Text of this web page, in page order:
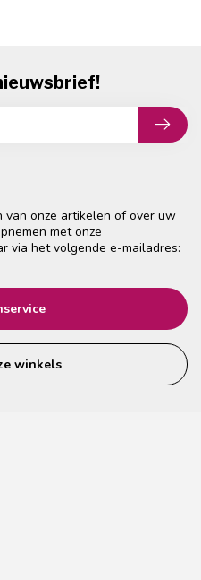
van onze artikelen of over uw
met onze
via het volgende e-mailadres:
winkels